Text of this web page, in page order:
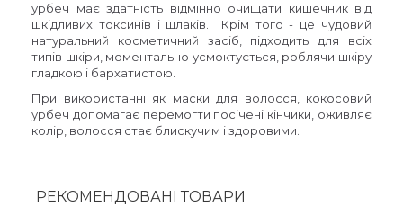
урбеч має здатність відмінно очищати кишечник від
шкідливих токсинів і шлаків. Крім того - це чудовий
натуральний косметичний засіб, підходить для всіх
типів шкіри, моментально усмоктується, роблячи шкіру
гладкою і бархатистою.
При використанні як маски для волосся, кокосовий
урбеч допомагає перемогти посічені кінчики, оживляє
колір, волосся стає блискучим і здоровими.
РЕКОМЕНДОВАНІ ТОВАРИ